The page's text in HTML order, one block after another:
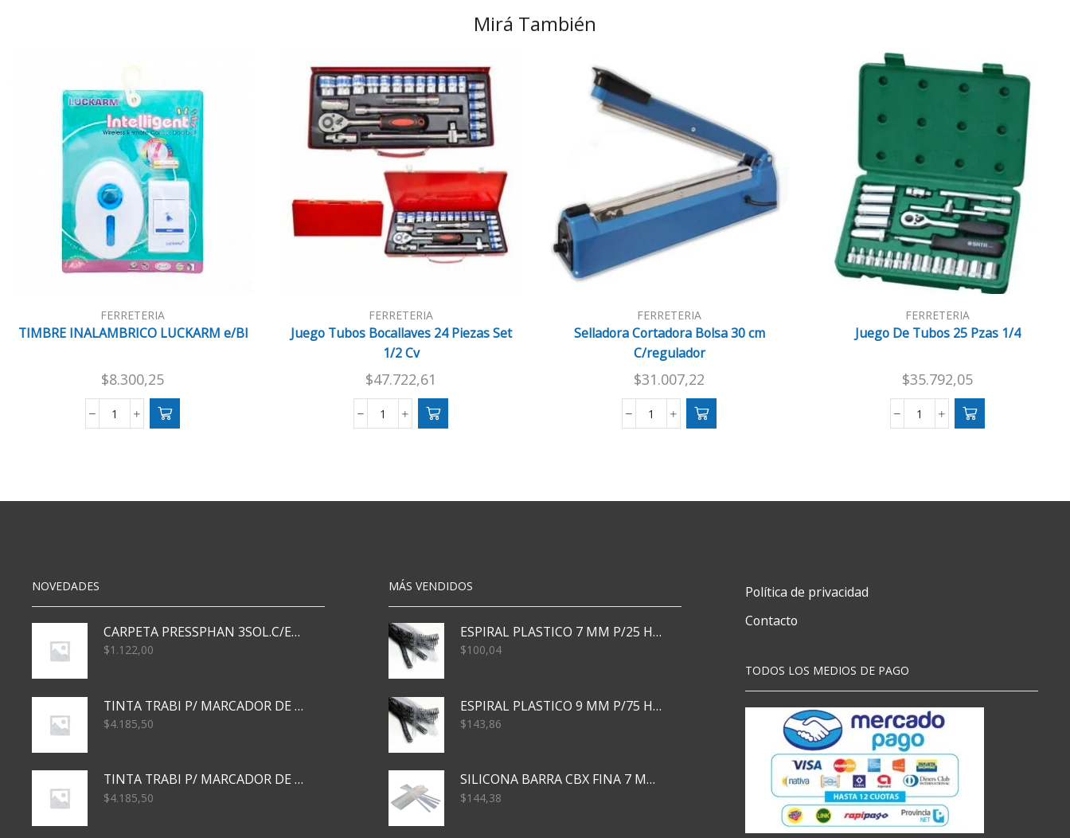
Mirá También
FERRETERIA
TIMBRE INALAMBRICO LUCKARM e/Bl
$8.300,25
TIMBRE
FERRETERIA
Juego Tubos Bocallaves 24 Piezas Set
1/2 Cv
$47.722,61
Juego
Set
FERRETERIA
Selladora Cortadora Bolsa 30 cm
C/regulador
$31.007,22
Selladora
C/regulador
FERRETERIA
Juego De Tubos 25 Pzas 1/4
$35.792,05
Juego
1/4
NOVEDADES
CARPETA PRESSPHAN 3SOL.C/ELAST MARRON A4 P01A
$1.122,00
TINTA TRABI P/ MARCADOR DE PIZARRA x30ml AZUL
$4.185,50
TINTA TRABI P/ MARCADOR DE PIZARRA x30ml ROJO
$4.185,50
MÁS VENDIDOS
ESPIRAL PLASTICO 7 MM P/25 HJS X50x3000
$100,04
ESPIRAL PLASTICO 9 MM P/75 HJS X50X2400
$143,86
SILICONA BARRA CBX FINA 7 MM 28 CM
$144,38
Política de privacidad
Contacto
TODOS LOS MEDIOS DE PAGO